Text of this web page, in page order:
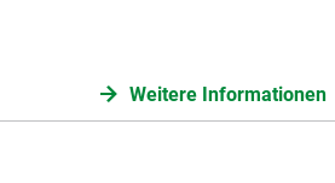
Weitere Informationen